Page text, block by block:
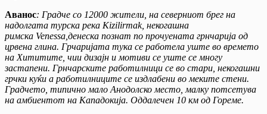
Аванос: Градче со 12000 жители, на северниот брег на
надолгата турска река Kizilirmak, некогашна
римска Venessa,денеска познат по прочуената грнчарија од
црвена глина. Грчаријата тука се работела уште во времето
на Хититите, чии дизајн и мотиви се уште се многу
застапени. Грнчарските работилници се во стари, некогашни
грчки куќи а работилниците се издлабени во меките стени.
Градчето, типично мало Анодолско место, малку потсетува
на амбиентот на Кападокија. Оддалечен 10 км од Гореме.